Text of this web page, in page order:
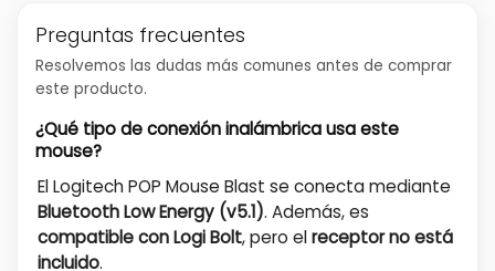
Preguntas frecuentes
Resolvemos las dudas más comunes antes de comprar
este producto.
¿Qué tipo de conexión inalámbrica usa este
mouse?
El Logitech POP Mouse Blast se conecta mediante
Bluetooth Low Energy (v5.1). Además, es
compatible con Logi Bolt, pero elreceptor no está
incluido.